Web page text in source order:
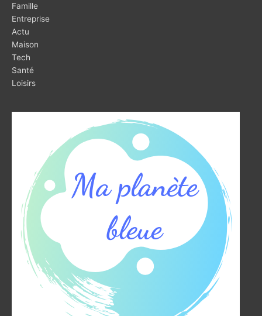
Famille
Entreprise
Actu
Maison
Tech
Santé
Loisirs